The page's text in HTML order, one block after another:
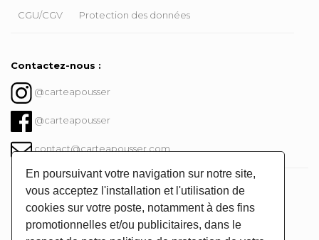
En poursuivant votre navigation sur notre site,
vous acceptez l'installation et l'utilisation de
cookies sur votre poste, notamment à des fins
promotionnelles et/ou publicitaires, dans le
CGU/CGV
Protection des données
Contactez-nous :
@carteapousser
@carteapousser
contact@carteapousser.com
Instagram @carteapousser